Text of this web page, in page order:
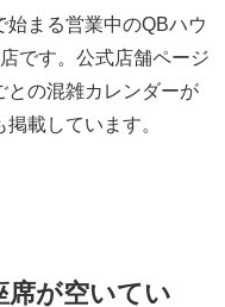
始まる営業中のQBハウ
です。公式店舗ページ
との混雑カレンダーが
載しています。
席が空いてい